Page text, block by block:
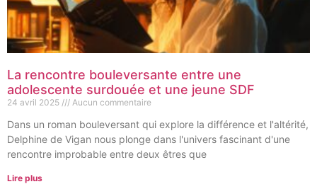
La rencontre bouleversante entre une
adolescente surdouée et une jeune SDF
24 avril 2025 Aucun commentaire
Dans un roman bouleversant qui explore la différence et l'altérité,
Delphine de Vigan nous plonge dans l'univers fascinant d'une
rencontre improbable entre deux êtres que
Lire plus